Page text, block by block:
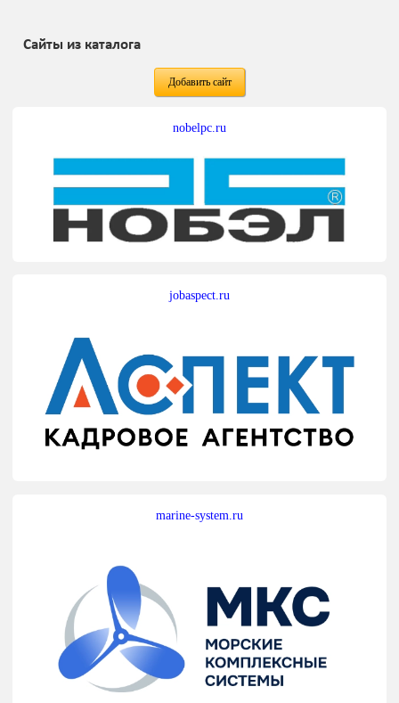
Сайты из каталога
Добавить сайт
nobelpc.ru
jobaspect.ru
marine-system.ru